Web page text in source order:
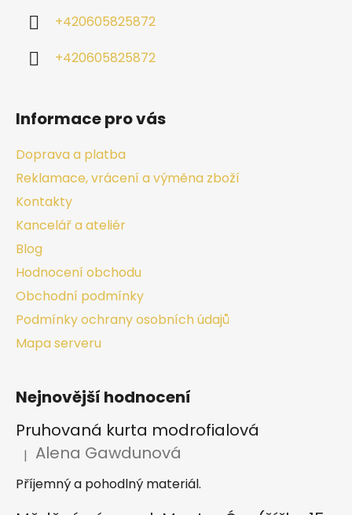
+420605825872
+420605825872
Informace pro vás
Doprava a platba
Reklamace, vrácení a výměna zboží
Kontakty
Kancelář a ateliér
Blog
Hodnocení obchodu
Obchodní podmínky
Podmínky ochrany osobních údajů
Mapa serveru
Nejnovější hodnocení
Pruhovaná kurta modrofialová
Hodnocení produktu je 5 z 5 hvězdiček.
| Alena Gawdunová
Příjemný a pohodlný materiál.